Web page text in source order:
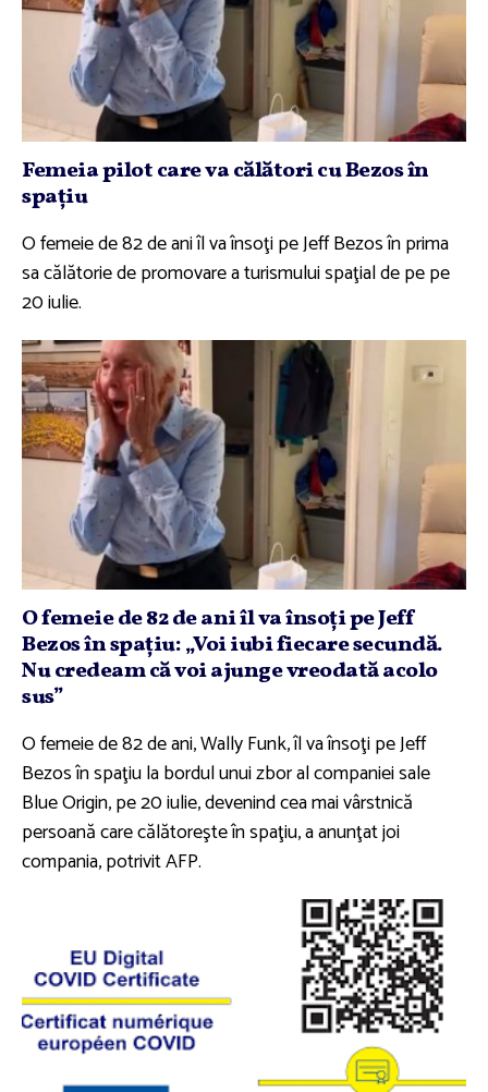
Femeia pilot care va călători cu Bezos în
spaţiu
O femeie de 82 de ani îl va însoţi pe Jeff Bezos în prima
sa călătorie de promovare a turismului spaţial de pe pe
20 iulie.
O femeie de 82 de ani îl va însoţi pe Jeff
Bezos în spaţiu: „Voi iubi fiecare secundă.
Nu credeam că voi ajunge vreodată acolo
sus”
O femeie de 82 de ani, Wally Funk, îl va însoţi pe Jeff
Bezos în spaţiu la bordul unui zbor al companiei sale
Blue Origin, pe 20 iulie, devenind cea mai vârstnică
persoană care călătoreşte în spaţiu, a anunţat joi
compania, potrivit AFP.